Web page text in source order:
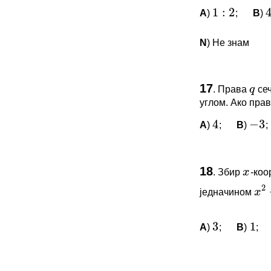
*Морате бити
A) 1 2 ; B) 4:
N) Не знам
Овај задатак
*Морате бити
17. Праваq
углом. Ако
A)
4
4; B)
−
−3 ;
Овај
*Морате
18. Збир
x
x -
једначином
2
x2+
A) 3; B) 1;
36
38